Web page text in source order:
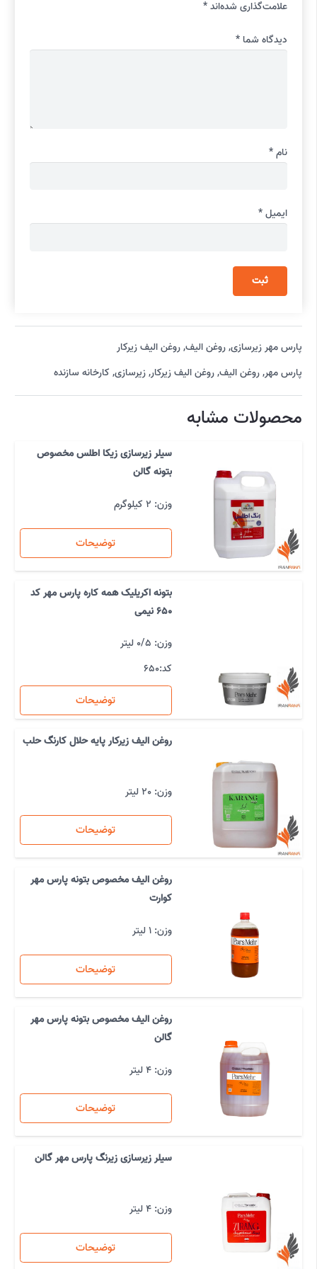
علامت‌گذاری شده‌اند*
دیدگاه شما *
نام*
ایمیل*
پارس مهر زیرسازی,روغن الیف,روغن الیف زیرکار
پارس مهر,روغن الیف,روغن الیف زیرکار,زیرسازی, کارخانه سازنده
محصولات مشابه
سیلر زیرسازی زیکا اطلس مخصوص
بتونه گالن
وزن: 2 کیلوگرم
توضیحات
بتونه اکریلیک همه کاره پارس مهر کد
650 نیمی
وزن: 0/5 لیتر
کد:650
توضیحات
روغن الیف زیرکار پایه حلال کارنگ حلب
وزن: 20 لیتر
توضیحات
روغن الیف مخصوص بتونه پارس مهر
کوارت
وزن: 1 لیتر
توضیحات
روغن الیف مخصوص بتونه پارس مهر
گالن
وزن: 4 لیتر
توضیحات
سیلر زیرسازی زیرنگ پارس مهر گالن
وزن: 4 لیتر
توضیحات